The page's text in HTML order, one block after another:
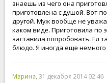
знаешь из чего она
приготовлена с душой. Вот
другой. Муж вообще не
каком виде. Приготовила по
заставила попробовать. Ел
блюдо. Я иногда еще
Марина, 31 декабря 2014 02:46